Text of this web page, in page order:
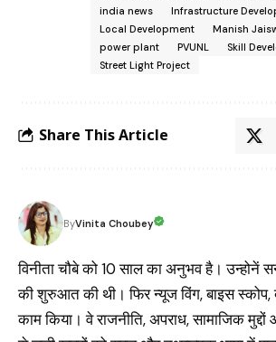
india news
Infrastructure
Local Development
Manish
power plant
PVUNL
Skill
Street Light Project
Share This Article
ByVinita Choubey
विनीता चौबे को 10 साल का अनुभव है। उन्होनें
की शुरुआत की थी। फिर न्यूज विंग, बाइस स्कोप,
काम किया। वे राजनीति, अपराध, सामाजिक